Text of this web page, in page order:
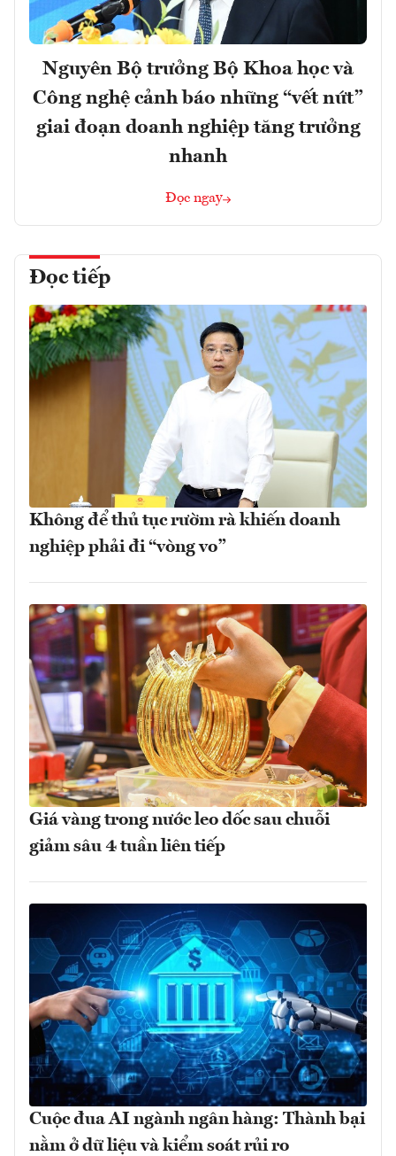
Nguyên Bộ trưởng Bộ Khoa học và
Công nghệ cảnh báo những “vết nứt”
giai đoạn doanh nghiệp tăng trưởng
nhanh
Đọc ngay
Đọc tiếp
Không để thủ tục rườm rà khiến doanh
nghiệp phải đi “vòng vo”
Giá vàng trong nước leo dốc sau chuỗi
giảm sâu 4 tuần liên tiếp
Cuộc đua AI ngành ngân hàng: Thành bại
nằm ở dữ liệu và kiểm soát rủi ro